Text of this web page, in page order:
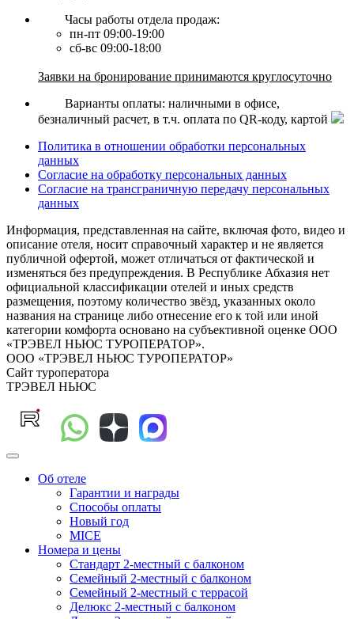
Часы работы отдела продаж:
пн-пт 09:00-19:00
сб-вс 09:00-18:00
Заявки на бронирование принимаются круглосуточно
Варианты оплаты: наличными в офисе,
безналичный расчет, в т.ч. оплата по QR-коду, картой
Политика в отношении обработки персональных
данных
Согласие на обработку персональных данных
Согласие на трансграничную передачу персональных
данных
Информация, представленная на сайте, включая фото, видео и
описание отеля, носит справочный характер и не является
публичной офертой, может отличаться от фактической и
изменяться без предупреждения. В Республике Абхазия нет
официальной классификации отелей и иных средств
размещения, поэтому количество звёзд, указанных около
названия на странице либо отнесение его к той или иной
категории комфорта основано на субъективной оценке ООО
«ТРЭВЕЛ НЬЮС ТУРОПЕРАТОР».
ООО «ТРЭВЕЛ НЬЮС ТУРОПЕРАТОР»
Сайт туроператора
ТРЭВЕЛ НЬЮС
Об отеле
Гарантии и награды
Способы оплаты
Новый год
MICE
Номера и цены
Стандарт 2-местный с балконом
Семейный 2-местный с балконом
Семейный 2-местный с террасой
Делюкс 2-местный с балконом